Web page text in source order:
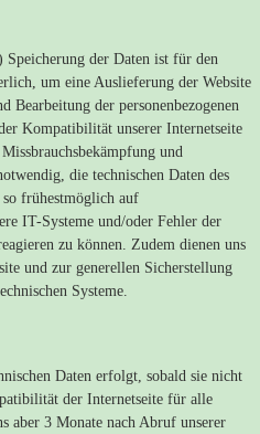
Speicherung der Daten ist für den
um eine Auslieferung der Website
Bearbeitung der personenbezogenen
Kompatibilität unserer Internetseite
und
die technischen Daten des
so frühestmöglich auf
IT-Systeme und/oder Fehler der
zu können. Zudem dienen uns
und zur generellen Sicherstellung
Systeme.
Daten erfolgt, sobald sie nicht
der Internetseite für alle
aber 3 Monate nach Abruf unserer